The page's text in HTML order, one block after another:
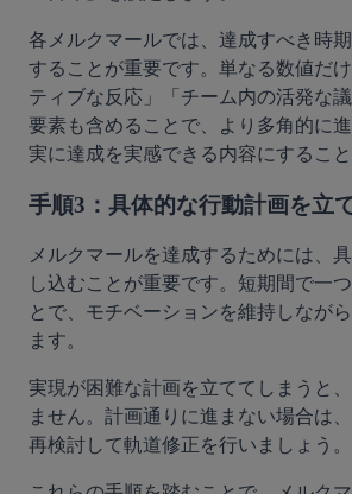
各メルクマールでは、達成すべき時
することが重要です。単なる数値だ
ティブな反応」「チーム内の活発な
要素も含めることで、より多角的に
実に達成を実感できる内容にすること
手順3：具体的な行動計画を立
メルクマールを達成するためには、
し込むことが重要です。短期間で一
とで、モチベーションを維持しなが
ます。
実現が困難な計画を立ててしまうと
ません。計画通りに進まない場合は
再検討して軌道修正を行いましょう。